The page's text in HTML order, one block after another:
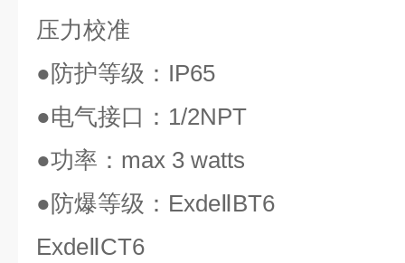
压力校准
●防护等级： IP65
●电气接口： 1/2NPT
●功率： max 3 watts
●防爆等级： ExdeⅡBT6
ExdeⅡCT6